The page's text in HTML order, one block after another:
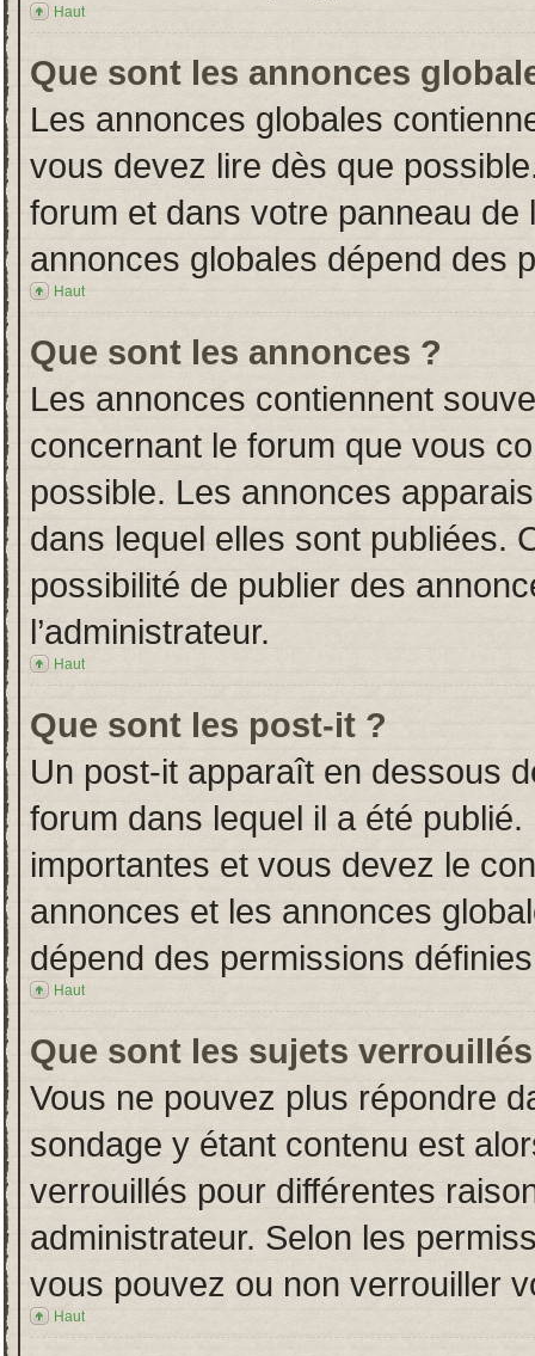
Haut
Que sont les annonces
Les annonces globales
vous devez lire dès que
forum et dans votre panneau de
annonces globales dépend des
Haut
Que sont les annonces ?
Les annonces contiennent
concernant le forum que vous
possible. Les annonces
dans lequel elles sont publiées.
possibilité de publier des
l’administrateur.
Haut
Que sont les post-it ?
Un post-it apparaît en dessous
forum dans lequel il a été
importantes et vous devez le
annonces et les annonces
dépend des permissions
Haut
Que sont les sujets
Vous ne pouvez plus répondre
sondage y étant contenu est
verrouillés pour différentes
administrateur. Selon les
vous pouvez ou non verrouiller
Haut